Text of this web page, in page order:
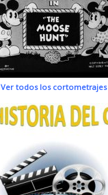
Ver todos los cortometrajes